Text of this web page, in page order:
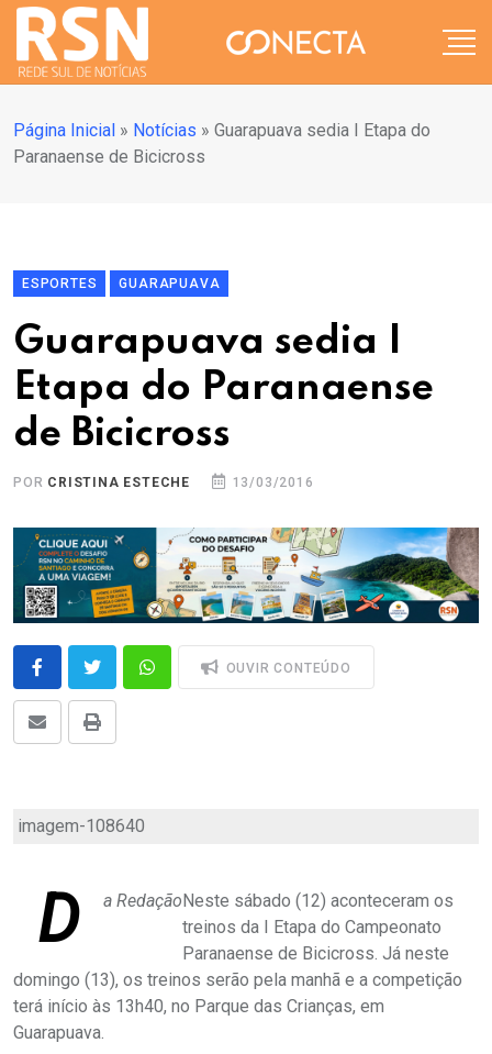
Página Inicial » Notícias » Guarapuava sedia I Etapa do
Paranaense de Bicicross
ESPORTES GUARAPUAVA
Guarapuava sedia I
Etapa do Paranaense
de Bicicross
POR CRISTINA ESTECHE 13/03/2016
OUVIR CONTEÚDO
imagem-108640
D a RedaçãoNeste sábado (12) aconteceram os
treinos da I Etapa do Campeonato
Paranaense de Bicicross. Já neste
domingo (13), os treinos serão pela manhã e a competição
terá início às 13h40, no Parque das Crianças, em
Guarapuava.